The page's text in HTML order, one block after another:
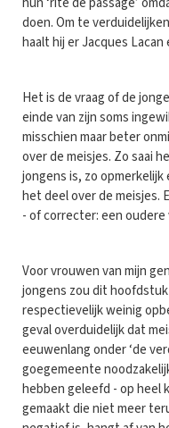
doen. Om te
haalt hij er Jacques
Het is de vraag of de
einde van zijn soms
misschien maar beter
over de meisjes. Zo saai
jongens is, zo opmerkelijk
het deel over de meisjes.
- of correcter: een oudere
Voor vrouwen van mijn
jongens zou dit
respectievelijk weinig
geval overduidelijk dat
eeuwenlang onder ‘de
goegemeente
hebben geleefd - op heel
gemaakt die niet meer